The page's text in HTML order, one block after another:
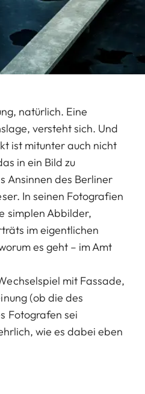
natürlich. Eine
versteht sich. Und
ist mitunter auch nicht
in ein Bild zu
Ansinnen des Berliner
In seinen Fotografien
simplen Abbilder,
im eigentlichen
es geht – im Amt
mit Fassade,
(ob die des
Fotografen sei
wie es dabei eben